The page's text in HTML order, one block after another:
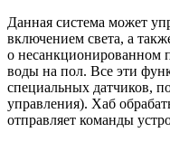
Данная система может
включением света, а
о несанкционированном
воды на пол. Все эти
специальных датчиков,
управления). Хаб
отправляет команды